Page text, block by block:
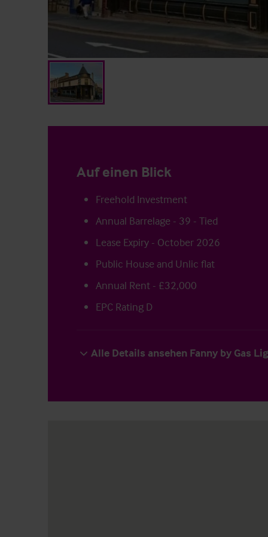
Auf einen Blick
Freehold Investment
Annual Barrelage - 39 - Tied
Lease Expiry - October 2026
Public House and Unlic flat
Annual Rent - £32,000
EPC Rating D
Alle Details ansehen Fanny by Gas